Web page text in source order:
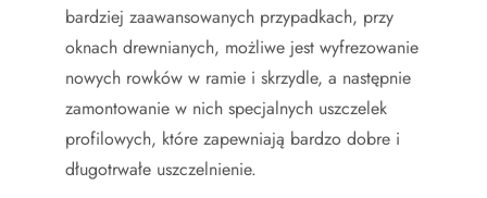
bardziej zaawansowanych przypadkach, przy
oknach drewnianych, możliwe jest wyfrezowanie
nowych rowków w ramie i skrzydle, a następnie
zamontowanie w nich specjalnych uszczelek
profilowych, które zapewniają bardzo dobre i
długotrwałe uszczelnienie.